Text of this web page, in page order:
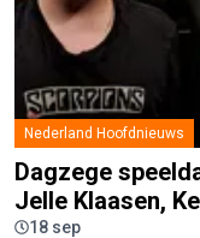
Nederland Hoofdnieuws
Dagzege
Jelle Klaasen,
18 sep